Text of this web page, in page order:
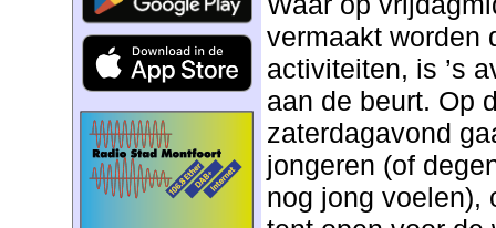
vermaakt worden
activiteiten, is ’s
aan de beurt. Op
zaterdagavond
jongeren (of
nog jong voelen),